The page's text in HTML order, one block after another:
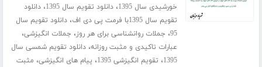
خورشیدی سال 1395
،دانلود تقویم سال 1395 ،دانلود
تقویم سال 1395با فرمت پی دی اف
،دانلود تقویم سال
95، جملات روانشناسی برای هر روز، جملات انگیزشی،
عبارات تاکیدی و مثبت روزانه،دانلود تقویم شمسی سال
1395، تقویم انگیزشی 1395 ، پیام های انگیزشی، مثبت